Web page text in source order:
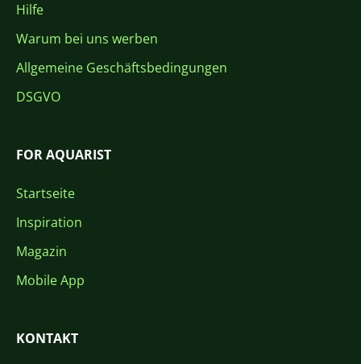
Hilfe
Warum bei uns werben
Allgemeine Geschäftsbedingungen
DSGVO
FOR AQUARIST
Startseite
Inspiration
Magazin
Mobile App
KONTAKT